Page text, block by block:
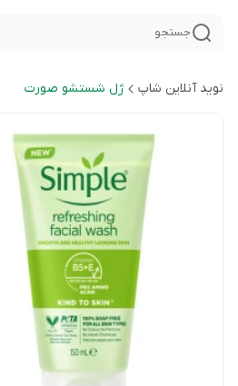
جستجو
نوید آنلاین شاپ ژل شستشو صورت